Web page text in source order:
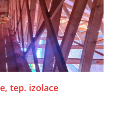
tep. izolace